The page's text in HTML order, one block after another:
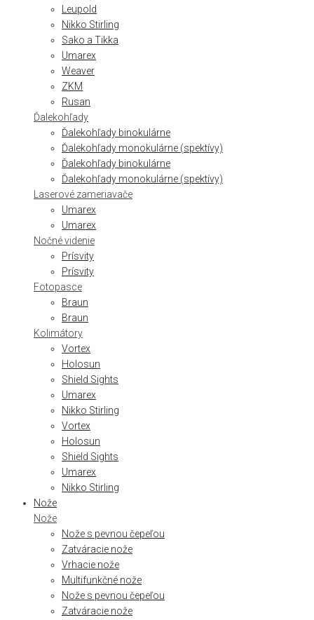
Leupold
Nikko Stirling
Sako a Tikka
Umarex
Weaver
ZKM
Rusan
Ďalekohľady
Ďalekohľady binokulárne
Ďalekohľady monokulárne (spektívy)
Ďalekohľady binokulárne
Ďalekohľady monokulárne (spektívy)
Laserové zameriavače
Umarex
Umarex
Nočné videnie
Prísvity
Prísvity
Fotopasce
Braun
Braun
Kolimátory
Vortex
Holosun
Shield Sights
Umarex
Nikko Stirling
Vortex
Holosun
Shield Sights
Umarex
Nikko Stirling
Nože
Nože
Nože s pevnou čepeľou
Zatváracie nože
Vrhacie nože
Multifunkčné nože
Nože s pevnou čepeľou
Zatváracie nože